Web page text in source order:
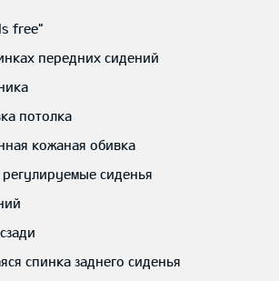
free"
передних сидений
потолка
кожаная обивка
регулируемые сиденья
спинка заднего сиденья